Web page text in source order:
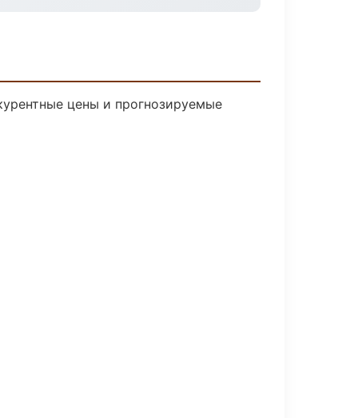
цены и прогнозируемые